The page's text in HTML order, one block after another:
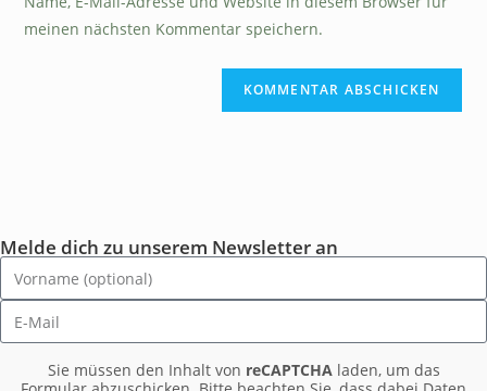
meinen nächsten Kommentar speichern.
Melde dich zu unserem Newsletter an
Sie müssen den Inhalt von reCAPTCHAladen, um das